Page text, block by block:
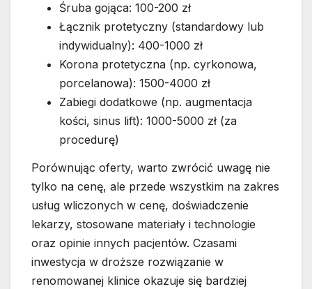
Śruba gojąca: 100-200 zł
Łącznik protetyczny (standardowy lub
indywidualny): 400-1000 zł
Korona protetyczna (np. cyrkonowa,
porcelanowa): 1500-4000 zł
Zabiegi dodatkowe (np. augmentacja
kości, sinus lift): 1000-5000 zł (za
procedurę)
Porównując oferty, warto zwrócić uwagę nie
tylko na cenę, ale przede wszystkim na zakres
usług wliczonych w cenę, doświadczenie
lekarzy, stosowane materiały i technologie
oraz opinie innych pacjentów. Czasami
inwestycja w droższe rozwiązanie w
renomowanej klinice okazuje się bardziej